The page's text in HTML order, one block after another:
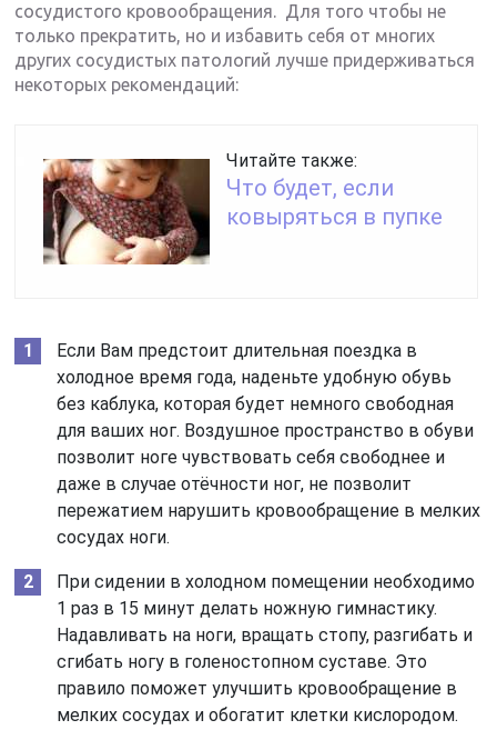
сосудистого кровообращения. Для того чтобы не
только прекратить, но и избавить себя от многих
других сосудистых патологий лучше придерживаться
некоторых рекомендаций:
Читайте также:
Что будет, если
ковыряться в пупке
Если Вам предстоит длительная поездка в
холодное время года, наденьте удобную обувь
без каблука, которая будет немного свободная
для ваших ног. Воздушное пространство в обуви
позволит ноге чувствовать себя свободнее и
даже в случае отёчности ног, не позволит
пережатием нарушить кровообращение в мелких
сосудах ноги.
При сидении в холодном помещении необходимо
1 раз в 15 минут делать ножную гимнастику.
Надавливать на ноги, вращать стопу, разгибать и
сгибать ногу в голеностопном суставе. Это
правило поможет улучшить кровообращение в
мелких сосудах и обогатит клетки кислородом.